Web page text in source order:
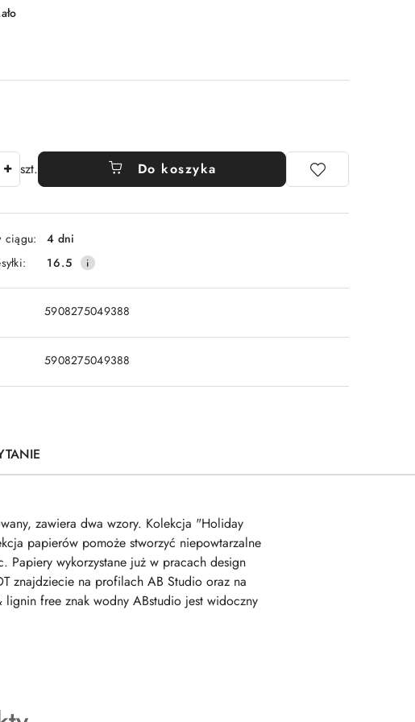
szt. Do koszyka
ciągu:
4 dni
16.5
5908275049388
5908275049388
zawiera dwa wzory. Kolekcja "Holiday
papierów pomoże stworzyć niepowtarzalne
Papiery wykorzystane już w pracach design
znajdziecie na profilach AB Studio oraz na
free znak wodny ABstudio jest widoczny